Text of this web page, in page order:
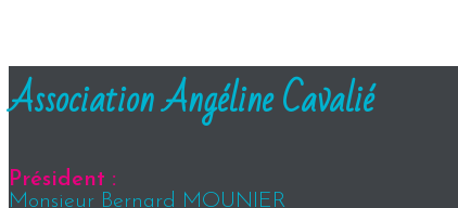
Association Angéline Cavalié
Président :
Monsieur Bernard MOUNIER